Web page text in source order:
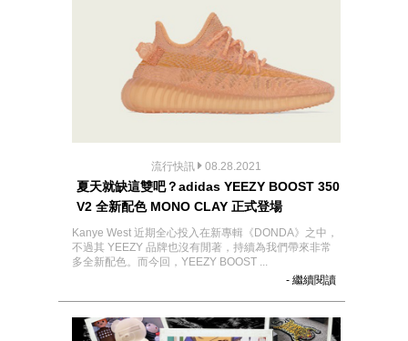
流行快訊 08.28.2021
夏天就缺這雙吧？adidas YEEZY BOOST 350
V2 全新配色 MONO CLAY 正式登場
Kanye West 近期全心投入在新專輯《DONDA》之中，
不過其 YEEZY 品牌也沒有閒著，持續為我們帶來非常
多全新配色。而今回，YEEZY BOOST ...
- 繼續閱讀